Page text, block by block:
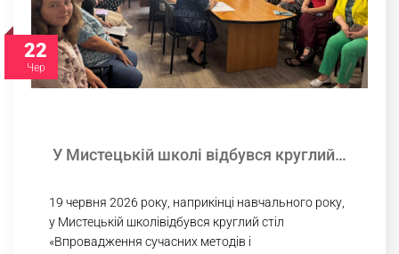
22
Чер
У Мистецькій школі відбувся круглий…
19 червня 2026 року, наприкінці навчального року,
у Мистецькій школівідбувся круглий стіл
«Впровадження сучасних методів і